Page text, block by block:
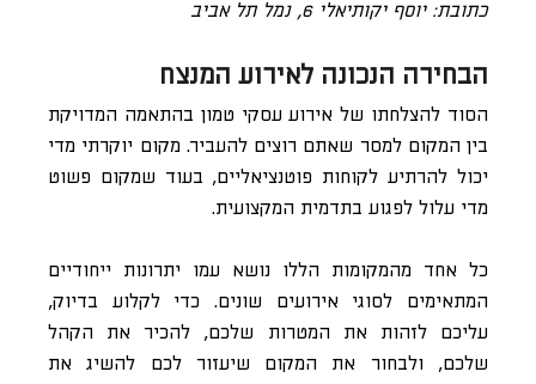
כתובת: יוסף יקותיאלי 6, נמל תל אביב
הבחירה הנכונה לאירוע המנצח
הסוד להצלחתו של אירוע עסקי טמון בהתאמה המדויקת
בין המקום למסר שאתם רוצים להעביר. מקום יוקרתי מדי
יכול להרתיע לקוחות פוטנציאליים, בעוד שמקום פשוט
מדי עלול לפגוע בתדמית המקצועית.
כל אחד מהמקומות הללו נושא עמו יתרונות ייחודיים
המתאימים לסוגי אירועים שונים. כדי לקלוע בדיוק,
עליכם לזהות את המטרות שלכם, להכיר את הקהל
שלכם, ולבחור את המקום שיעזור לכם להשיג את